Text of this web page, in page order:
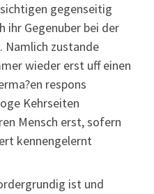
gegenseitig
ihr Gegenuber bei der
Namlich zustande
wieder erst uff einen
respons
Kehrseiten
Mensch erst, sofern
kennengelernt
ist und